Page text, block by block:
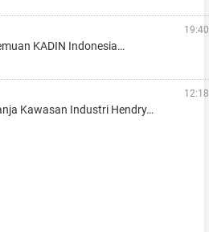
19:40
KADIN Indonesia…
12:18
Kawasan Industri Hendry…